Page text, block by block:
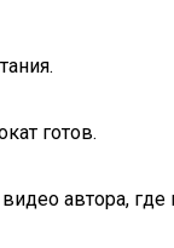
готов.
автора, где